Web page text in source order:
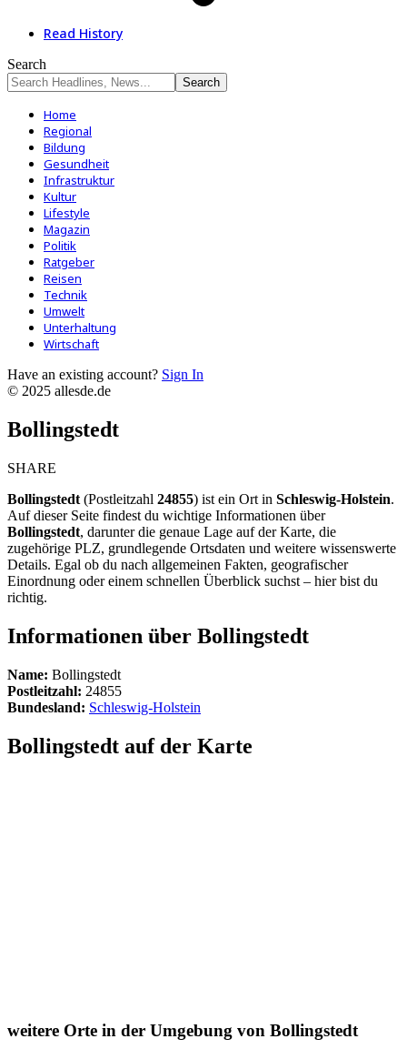
Read History
Search
Home
Regional
Bildung
Gesundheit
Infrastruktur
Kultur
Lifestyle
Magazin
Politik
Ratgeber
Reisen
Technik
Umwelt
Unterhaltung
Wirtschaft
Have an existing account? Sign In
© 2025 allesde.de
Bollingstedt
SHARE
Bollingstedt (Postleitzahl 24855) ist ein Ort in Schleswig-Holstein.
Auf dieser Seite findest du wichtige Informationen über
Bollingstedt, darunter die genaue Lage auf der Karte, die
zugehörige PLZ, grundlegende Ortsdaten und weitere wissenswerte
Details. Egal ob du nach allgemeinen Fakten, geografischer
Einordnung oder einem schnellen Überblick suchst – hier bist du
richtig.
Informationen über Bollingstedt
Name: Bollingstedt
Postleitzahl: 24855
Bundesland: Schleswig-Holstein
Bollingstedt auf der Karte
weitere Orte in der Umgebung von Bollingstedt